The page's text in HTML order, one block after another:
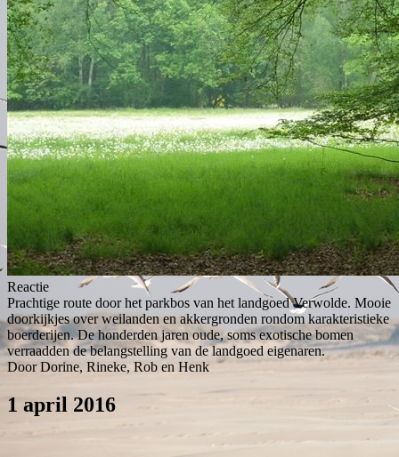
Reactie
Prachtige route door het parkbos van het landgoed Verwolde. Mooie
doorkijkjes over weilanden en akkergronden rondom karakteristieke
boerderijen. De honderden jaren oude, soms exotische bomen
verraadden de belangstelling van de landgoed eigenaren.
Door Dorine, Rineke, Rob en Henk
1 april 2016